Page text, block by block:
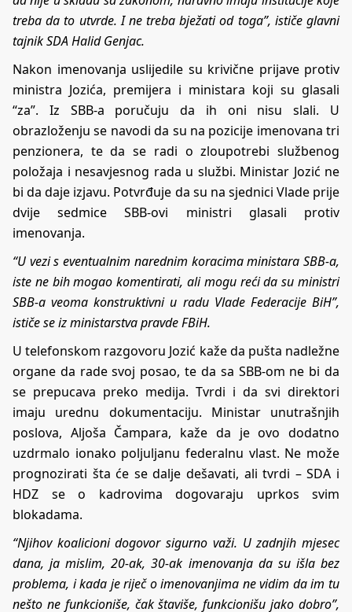
treba da to utvrde. I ne treba bježati od toga”, ističe glavni
tajnik SDA Halid Genjac.
Nakon imenovanja uslijedile su krivične prijave protiv
ministra Jozića, premijera i ministara koji su glasali
“za”. Iz SBB-a poručuju da ih oni nisu slali. U
obrazloženju se navodi da su na pozicije imenovana tri
penzionera, te da se radi o zloupotrebi službenog
položaja i nesavjesnog rada u službi. Ministar Jozić ne
bi da daje izjavu. Potvrđuje da su na sjednici Vlade prije
dvije sedmice SBB-ovi ministri glasali protiv
imenovanja.
“U vezi s eventualnim narednim koracima ministara SBB-a,
iste ne bih mogao komentirati, ali mogu reći da su ministri
SBB-a veoma konstruktivni u radu Vlade Federacije BiH”,
ističe se iz ministarstva pravde FBiH.
U telefonskom razgovoru Jozić kaže da pušta nadležne
organe da rade svoj posao, te da sa SBB-om ne bi da
se prepucava preko medija. Tvrdi i da svi direktori
imaju urednu dokumentaciju. Ministar unutrašnjih
poslova, Aljoša Čampara, kaže da je ovo dodatno
uzdrmalo ionako poljuljanu federalnu vlast. Ne može
prognozirati šta će se dalje dešavati, ali tvrdi – SDA i
HDZ se o kadrovima dogovaraju uprkos svim
blokadama.
“Njihov koalicioni dogovor sigurno važi. U zadnjih mjesec
dana, ja mislim, 20-ak, 30-ak imenovanja da su išla bez
problema, i kada je riječ o imenovanjima ne vidim da im tu
nešto ne funkcioniše, čak štaviše, funkcionišu jako dobro”,